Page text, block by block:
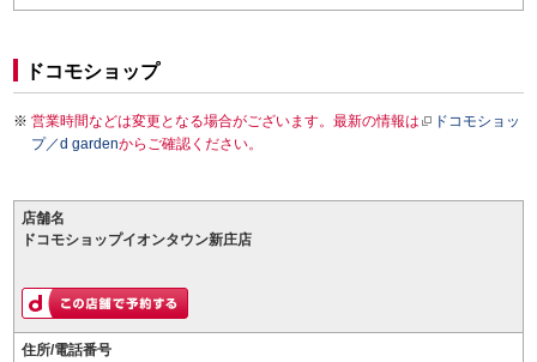
ドコモショップ
営業時間などは変更となる場合がございます。最新の情報は
ドコモショッ
プ／d gardenからご確認ください。
店舗名
ドコモショップイオンタウン新庄店
住所/電話番号